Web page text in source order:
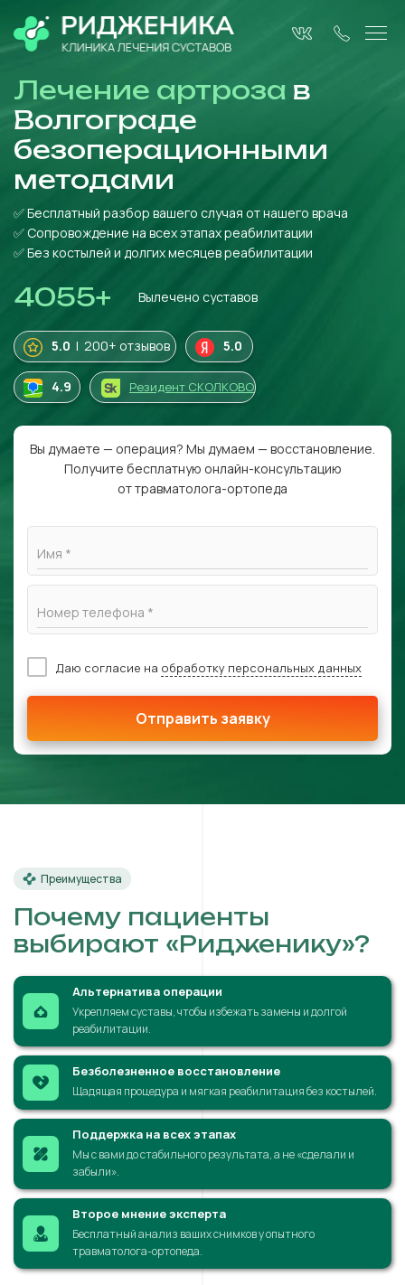
Лечение артроза в
Волгограде
безоперационными
методами
✅ Бесплатный разбор вашего случая от нашего врача
✅ Сопровождение на всех этапах реабилитации
✅ Без костылей и долгих месяцев реабилитации
4055+ Вылечено суставов
5.0 | 200+ отзывов 5.0
4.9 Резидент СКОЛКОВО
Вы думаете — операция? Мы думаем — восстановление.
Получите бесплатную онлайн-консультацию
от травматолога-ортопеда
Имя *
Номер телефона *
Даю согласие на обработку персональных данных
Отправить заявку
Преимущества
Почему пациенты
выбирают «Ридженику»?
Альтернатива операции
Укрепляем суставы, чтобы избежать замены и долгой
реабилитации.
Безболезненное восстановление
Щадящая процедура и мягкая реабилитация без костылей.
Поддержка на всех этапах
Мы с вами до стабильного результата, а не «сделали и
забыли».
Второе мнение эксперта
Бесплатный анализ ваших снимков у опытного
травматолога-ортопеда.